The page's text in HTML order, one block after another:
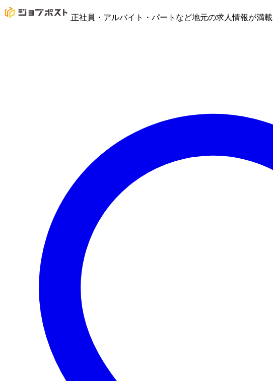
正社員・アルバイト・パートなど地元の求人情報が満載